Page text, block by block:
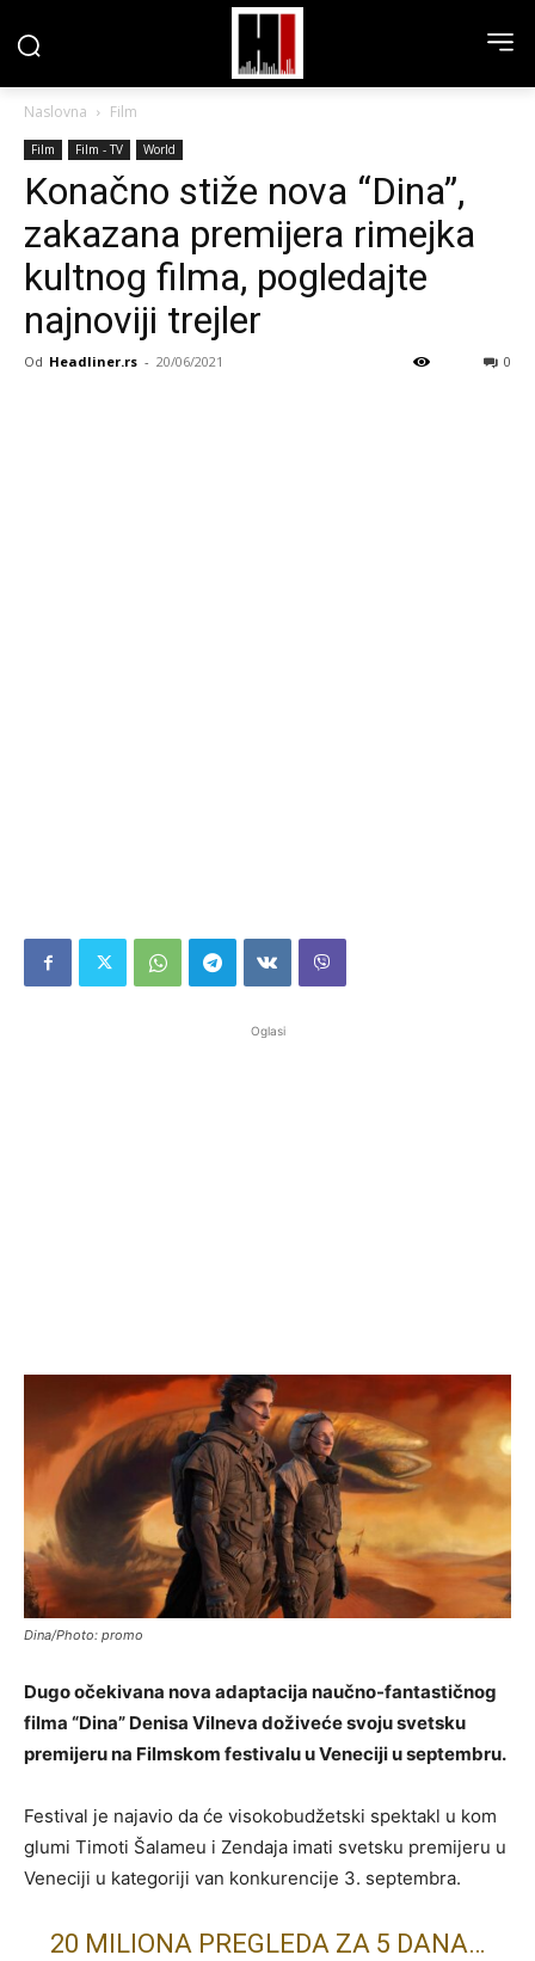
Naslovna Film
Film Film - TV World
Konačno stiže nova “Dina”,
zakazana premijera rimejka
kultnog filma, pogledajte
najnoviji trejler
Od Headliner.rs - 20/06/2021 0
Oglasi
Dina/Photo: promo
Dugo očekivana nova adaptacija naučno-fantastičnog
filma “Dina” Denisa Vilneva doživeće svoju svetsku
premijeru na Filmskom festivalu u Veneciji u septembru.
Festival je najavio da će visokobudžetski spektakl u kom
glumi Timoti Šalameu i Zendaja imati svetsku premijeru u
Veneciji u kategoriji van konkurencije 3. septembra.
20 MILIONA PREGLEDA ZA 5 DANA…